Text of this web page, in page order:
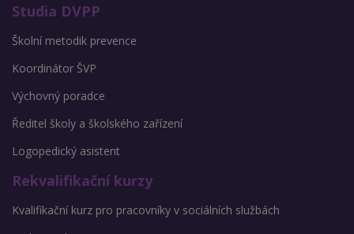
Studia DVPP
Školní metodik prevence
Koordinátor ŠVP
Výchovný poradce
Ředitel školy a školského zařízení
Logopedický asistent
Rekvalifikační kurzy
Kvalifikační kurz pro pracovníky v sociálních službách